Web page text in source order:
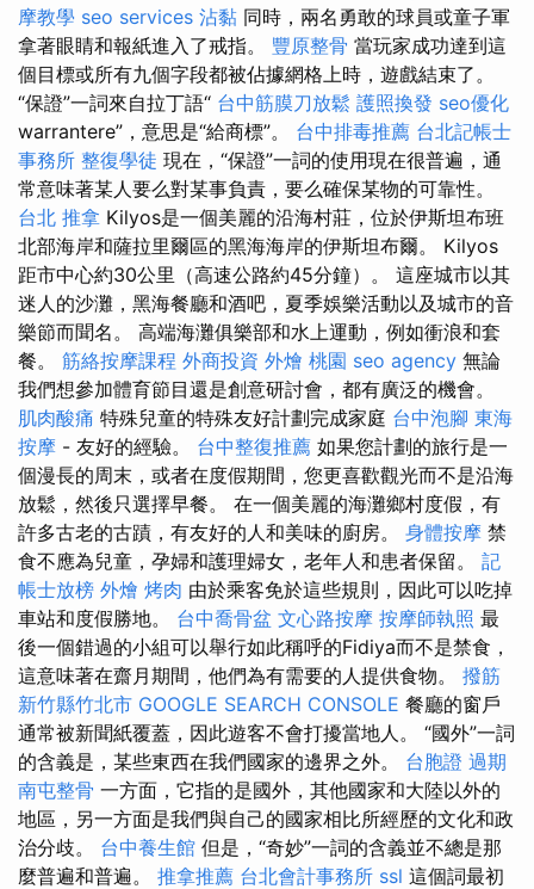
摩教學 seo services 沾黏 同時，兩名勇敢的球員或童子軍
拿著眼睛和報紙進入了戒指。 豐原整骨 當玩家成功達到這
個目標或所有九個字段都被佔據網格上時，遊戲結束了。
“保證”一詞來自拉丁語“ 台中筋膜刀放鬆 護照換發 seo優化
warrantere”，意思是“給商標”。 台中排毒推薦 台北記帳士
事務所 整復學徒 現在，“保證”一詞的使用現在很普遍，通
常意味著某人要么對某事負責，要么確保某物的可靠性。
台北 推拿 Kilyos是一個美麗的沿海村莊，位於伊斯坦布班
北部海岸和薩拉里爾區的黑海海岸的伊斯坦布爾。 Kilyos
距市中心約30公里（高速公路約45分鐘）。 這座城市以其
迷人的沙灘，黑海餐廳和酒吧，夏季娛樂活動以及城市的音
樂節而聞名。 高端海灘俱樂部和水上運動，例如衝浪和套
餐。 筋絡按摩課程 外商投資 外燴 桃園 seo agency 無論
我們想參加體育節目還是創意研討會，都有廣泛的機會。
肌肉酸痛 特殊兒童的特殊友好計劃完成家庭 台中泡腳 東海
按摩 - 友好的經驗。 台中整復推薦 如果您計劃的旅行是一
個漫長的周末，或者在度假期間，您更喜歡觀光而不是沿海
放鬆，然後只選擇早餐。 在一個美麗的海灘鄉村度假，有
許多古老的古蹟，有友好的人和美味的廚房。 身體按摩 禁
食不應為兒童，孕婦和護理婦女，老年人和患者保留。 記
帳士放榜 外燴 烤肉 由於乘客免於這些規則，因此可以吃掉
車站和度假勝地。 台中喬骨盆 文心路按摩 按摩師執照 最
後一個錯過的小組可以舉行如此稱呼的Fidiya而不是禁食，
這意味著在齋月期間，他們為有需要的人提供食物。 撥筋
新竹縣竹北市 GOOGLE SEARCH CONSOLE 餐廳的窗戶
通常被新聞紙覆蓋，因此遊客不會打擾當地人。 “國外”一詞
的含義是，某些東西在我們國家的邊界​​之外。 台胞證 過期
南屯整骨 一方面，它指的是國外，其他國家和大陸以外的
地區，另一方面是我們與自己的國家相比所經歷的文化和政
治分歧。 台中養生館 但是，“奇妙”一詞的含義並不總是那
麼普遍和普遍。 推拿推薦 台北會計事務所 ssl 這個詞最初